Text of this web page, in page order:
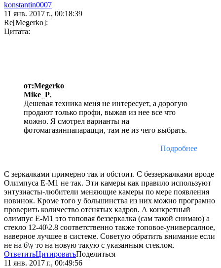
konstantin0007
11 янв. 2017 г., 00:18:39
Re[Megerko]:
Цитата:
от:Megerko
Mike_P,
Дешевая техника меня не интересует, а дорогую
продают только профи, выжав из нее все что
можно. Я смотрел варианты на
фотомагазинпапарацци, там не из чего выбрать.
Подробнее
С зеркалками примерно так и обстоит. С беззеркалками вроде
Олимпуса Е-М1 не так. Эти камеры как правило используют
энтузиасты-любители меняющие камеры по мере появления
новинок. Кроме того у большинства из них можно програмно
проверить количество отснятых кадров. А конкретный
олимпус Е-М1 это топовая беззеркалка (сам такой снимаю) а
стекло 12-40\2.8 соответственно также топовое-универсалное,
наверное лучшее в системе. Советую обратить внимание если
не на б\у то на новую такую с указанным стеклом.
ОтветитьЦитироватьПоделиться
11 янв. 2017 г., 00:49:56